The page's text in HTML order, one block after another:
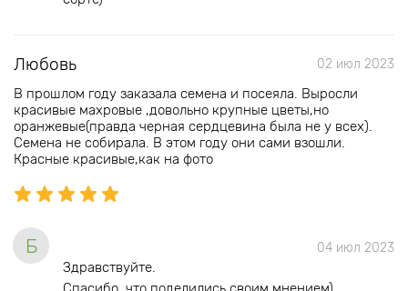
Любовь 02 июл 2023
В прошлом году заказала семена и посеяла. Выросли
красивые махровые ,довольно крупные цветы,но
оранжевые(правда черная сердцевина была не у всех).
Семена не собирала. В этом году они сами взошли.
Красные красивые,как на фото
Б 04 июл 2023
Здравствуйте.